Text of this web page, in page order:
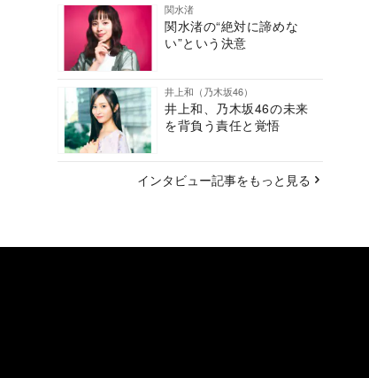
関水渚
関水渚の“絶対に諦めな
い”という決意
井上和（乃木坂46）
井上和、乃木坂46の未来
を背負う責任と覚悟
インタビュー記事をもっと見る